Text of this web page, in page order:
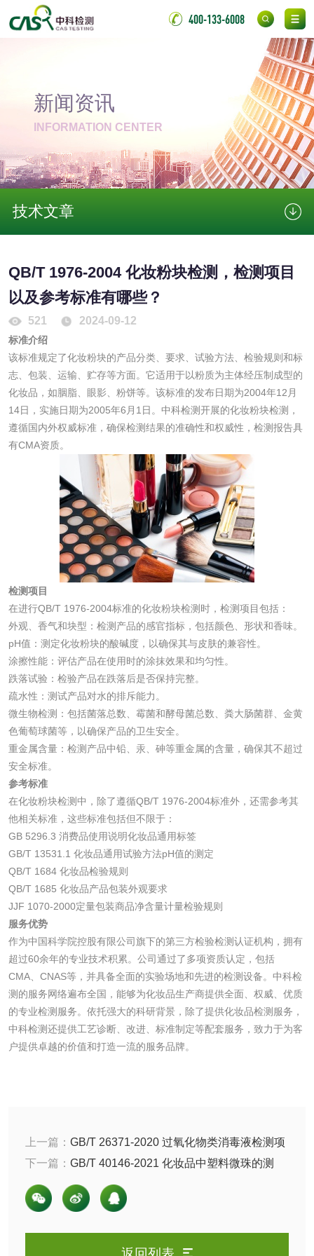
400-133-6008
新闻资讯
INFORMATION CENTER
技术文章
QB/T 1976-2004 化妆粉块检测，检测项目
以及参考标准有哪些？
521 2024-09-12
标准介绍
该标准规定了化妆粉块的产品分类、要求、试验方法、检验规则和标
志、包装、运输、贮存等方面。它适用于以粉质为主体经压制成型的
化妆品，如胭脂、眼影、粉饼等。该标准的发布日期为2004年12月
14日，实施日期为2005年6月1日。中科检测开展的化妆粉块检测，
遵循国内外权威标准，确保检测结果的准确性和权威性，检测报告具
有CMA资质。
检测项目
在进行QB/T 1976-2004标准的化妆粉块检测时，检测项目包括：
外观、香气和块型：检测产品的感官指标，包括颜色、形状和香味。
pH值：测定化妆粉块的酸碱度，以确保其与皮肤的兼容性。
涂擦性能：评估产品在使用时的涂抹效果和均匀性。
跌落试验：检验产品在跌落后是否保持完整。
疏水性：测试产品对水的排斥能力。
微生物检测：包括菌落总数、霉菌和酵母菌总数、粪大肠菌群、金黄
色葡萄球菌等，以确保产品的卫生安全。
重金属含量：检测产品中铅、汞、砷等重金属的含量，确保其不超过
安全标准。
参考标准
在化妆粉块检测中，除了遵循QB/T 1976-2004标准外，还需参考其
他相关标准，这些标准包括但不限于：
GB 5296.3 消费品使用说明化妆品通用标签
GB/T 13531.1 化妆品通用试验方法pH值的测定
QB/T 1684 化妆品检验规则
QB/T 1685 化妆品产品包装外观要求
JJF 1070-2000定量包装商品净含量计量检验规则
服务优势
作为中国科学院控股有限公司旗下的第三方检验检测认证机构，拥有
超过60余年的专业技术积累。公司通过了多项资质认定，包括
CMA、CNAS等，并具备全面的实验场地和先进的检测设备。中科检
测的服务网络遍布全国，能够为化妆品生产商提供全面、权威、优质
的专业检测服务。依托强大的科研背景，除了提供化妆品检测服务，
中科检测还提供工艺诊断、改进、标准制定等配套服务，致力于为客
户提供卓越的价值和打造一流的服务品牌。
上一篇： GB/T 26371-2020 过氧化物类消毒液检测项
目以及参考标准是什么
下一篇： GB/T 40146-2021 化妆品中塑料微珠的测
定，试验方法以及实验步骤
测
无底纸冷裱膜压敏
BOPP压敏胶粘带检
氟硅密封胶检测
金属
金属材料质量检测 金属硬度测试
金属材料检测 喷嘴检测
伸缩警棍检测
光触媒检测
消毒产品
成分分析配方研发 驱蚊检测
防霉检测 霉菌污染分析
消毒产品备案 防螨除螨检测
化妆品
化妆品毒理试验
化妆品眼刺激试验
性试验
应试验
皮肤光变态反应试
验
日化产品
花露水检测 蚊香液检测
清洗剂检测 日化产品毒理检测
洗手液检测
工业乳状氢氧化钙 铝酸钙检测
三氯异氰尿酸检测
碳酸钙检测